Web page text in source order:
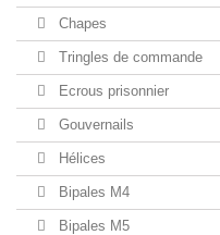
Chapes
Tringles de commande
Ecrous prisonnier
Gouvernails
Hélices
Bipales M4
Bipales M5